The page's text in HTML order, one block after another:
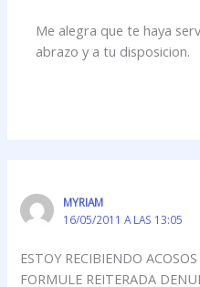
Me alegra que te haya
abrazo y a tu disposicion.
MYRIAM
16/05/2011 A LAS 13:05
ESTOY RECIBIENDO
FORMULE REITERADA